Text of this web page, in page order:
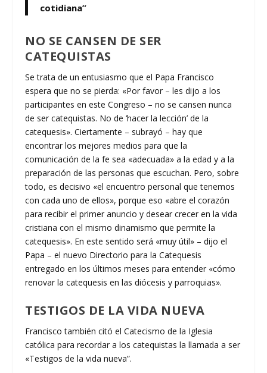
cotidiana”
NO SE CANSEN DE SER
CATEQUISTAS
Se trata de un entusiasmo que el Papa Francisco
espera que no se pierda: «Por favor – les dijo a los
participantes en este Congreso – no se cansen nunca
de ser catequistas. No de ‘hacer la lección’ de la
catequesis». Ciertamente – subrayó – hay que
encontrar los mejores medios para que la
comunicación de la fe sea «adecuada» a la edad y a la
preparación de las personas que escuchan. Pero, sobre
todo, es decisivo «el encuentro personal que tenemos
con cada uno de ellos», porque eso «abre el corazón
para recibir el primer anuncio y desear crecer en la vida
cristiana con el mismo dinamismo que permite la
catequesis». En este sentido será «muy útil» – dijo el
Papa – el nuevo Directorio para la Catequesis
entregado en los últimos meses para entender «cómo
renovar la catequesis en las diócesis y parroquias».
TESTIGOS DE LA VIDA NUEVA
Francisco también citó el Catecismo de la Iglesia
católica para recordar a los catequistas la llamada a ser
«Testigos de la vida nueva”.